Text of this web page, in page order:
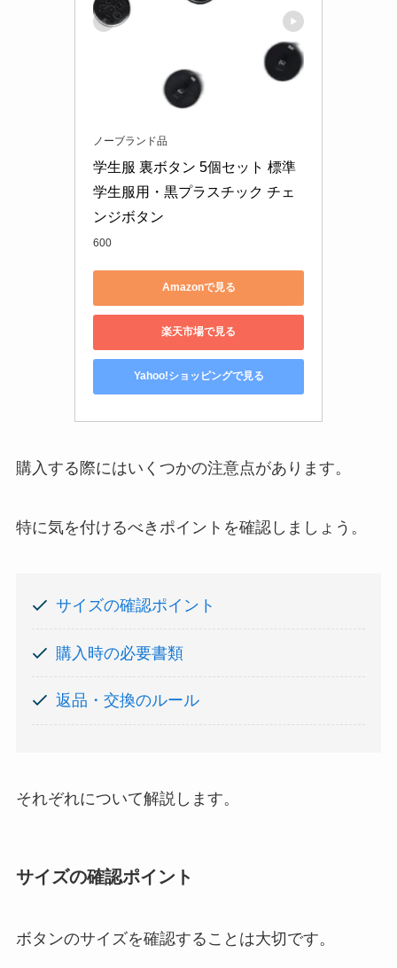
ノーブランド品
学生服 裏ボタン 5個セット 標準
学生服用・黒プラスチック チェ
ンジボタン
600
Amazonで見る
楽天市場で見る
Yahoo!ショッピングで見る
購入する際にはいくつかの注意点があります。
特に気を付けるべきポイントを確認しましょう。
サイズの確認ポイント
購入時の必要書類
返品・交換のルール
それぞれについて解説します。
サイズの確認ポイント
ボタンのサイズを確認することは大切です。